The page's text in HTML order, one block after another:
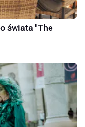
świata "The